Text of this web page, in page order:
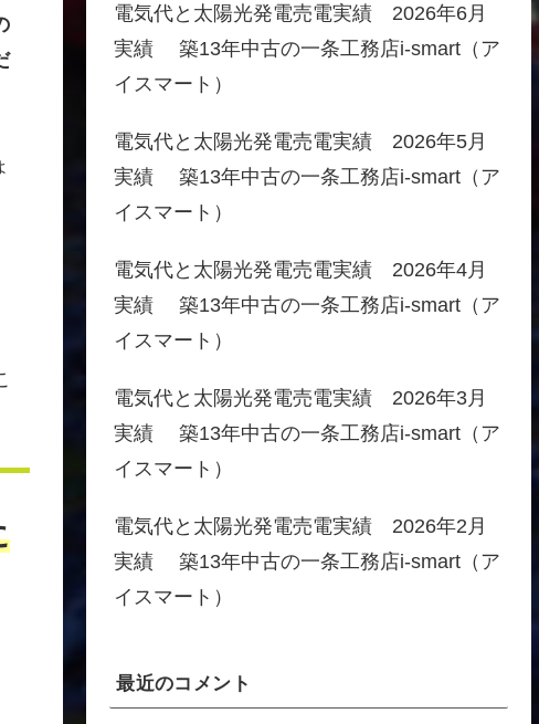
電気代と太陽光発電売電実績 2026年6月
実績 築13年中古の一条工務店i-smart（ア
イスマート）
電気代と太陽光発電売電実績 2026年5月
実績 築13年中古の一条工務店i-smart（ア
イスマート）
電気代と太陽光発電売電実績 2026年4月
実績 築13年中古の一条工務店i-smart（ア
イスマート）
電気代と太陽光発電売電実績 2026年3月
実績 築13年中古の一条工務店i-smart（ア
イスマート）
電気代と太陽光発電売電実績 2026年2月
実績 築13年中古の一条工務店i-smart（ア
イスマート）
最近のコメント